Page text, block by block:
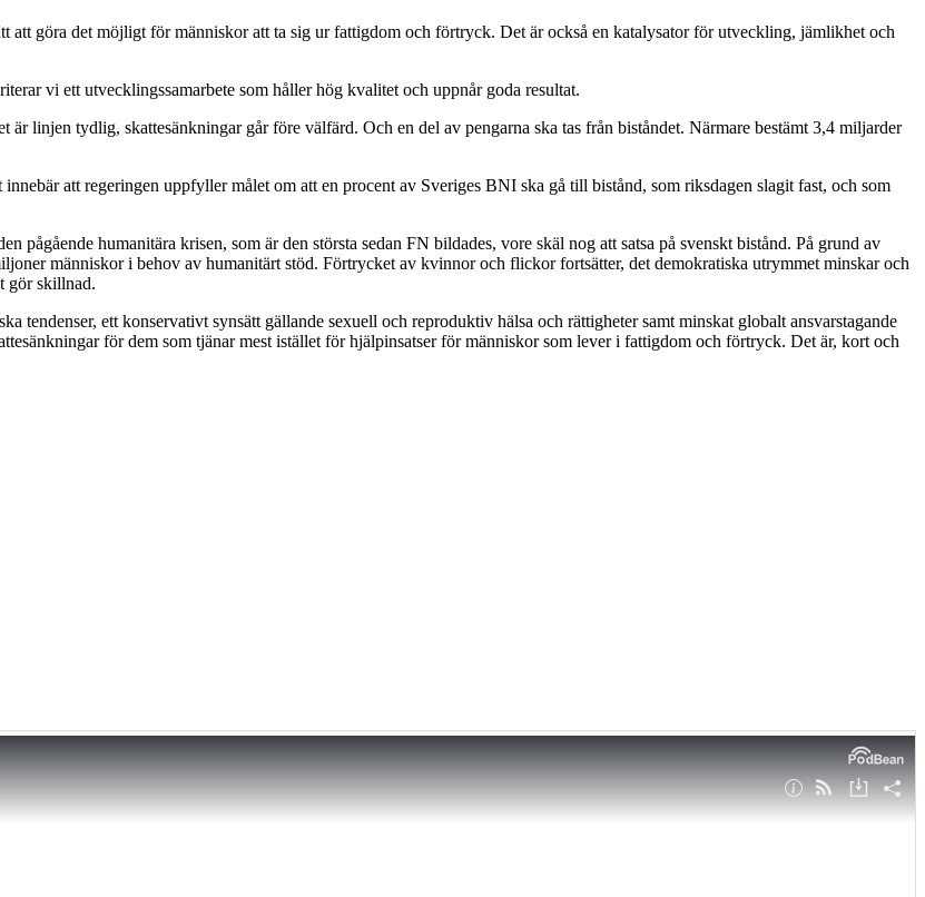
att göra det möjligt för människor att ta sig ur fattigdom och förtryck. Det är också en katalysator för utveckling, jämlikhet och
vi ett utvecklingssamarbete som håller hög kvalitet och uppnår goda resultat.
linjen tydlig, skattesänkningar går före välfärd. Och en del av pengarna ska tas från biståndet. Närmare bestämt 3,4 miljarder
att regeringen uppfyller målet om att en procent av Sveriges BNI ska gå till bistånd, som riksdagen slagit fast, och som
pågående humanitära krisen, som är den största sedan FN bildades, vore skäl nog att satsa på svenskt bistånd. På grund av
människor i behov av humanitärt stöd. Förtrycket av kvinnor och flickor fortsätter, det demokratiska utrymmet minskar och
gör skillnad.
tendenser, ett konservativt synsätt gällande sexuell och reproduktiv hälsa och rättigheter samt minskat globalt ansvarstagande
för dem som tjänar mest istället för hjälpinsatser för människor som lever i fattigdom och förtryck. Det är, kort och